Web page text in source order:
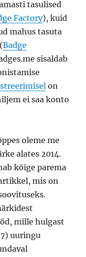
tasulised
Factory), kuid
mahus tasuta
Badge
sisaldab
on
ei saa konto
oleme me
alates 2014.
kõige parema
mis on
mille hulgast
uuringu